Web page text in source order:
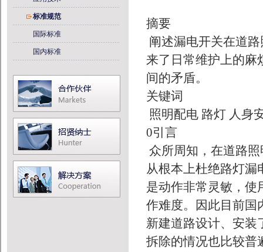
标准规范
国际标准
国内标准
摘要
阐述漏电开关在道
来了日常维护上的
间的矛盾。
关键词
照明配电 路灯 人身
0引言
众所周知，在道路
从根本上杜绝路灯
是动作非常灵敏，使
作难度。因此目前国
新建道路设计、安装
拆除的情况也比较普